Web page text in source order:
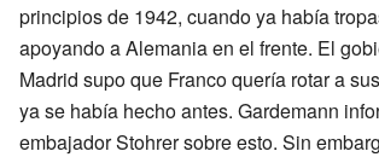
principios de 1942, cuando ya había
apoyando a Alemania en el frente. El
Madrid supo que Franco quería rotar a
ya se había hecho antes. Gardemann
embajador Stohrer sobre esto. Sin